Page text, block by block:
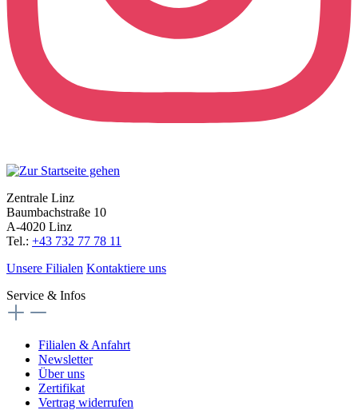
Zentrale Linz
Baumbachstraße 10
A-4020 Linz
Tel.: +43 732 77 78 11
Unsere Filialen Kontaktiere uns
Service & Infos
Filialen & Anfahrt
Newsletter
Über uns
Zertifikat
Vertrag widerrufen